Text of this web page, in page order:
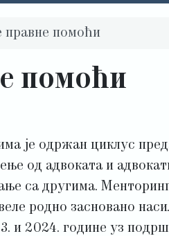
правне помоћи
помоћи
је одржан циклус
од адвоката и
са другима.
родно засновано
и 2024. године уз